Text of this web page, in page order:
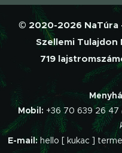
© 2020-2026 NaTúra
Szellemi Tulajdon
719
Mobil: +36 70 639 26 47
E-mail:hello [ kukac ]